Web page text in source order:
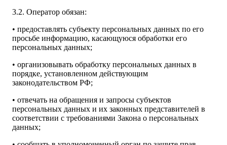
3.2. Оператор обязан:
• предоставлять субъекту персональных данных по его
просьбе информацию, касающуюся обработки его
персональных данных;
• организовывать обработку персональных данных в
порядке, установленном действующим
законодательством РФ;
• отвечать на обращения и запросы субъектов
персональных данных и их законных представителей в
соответствии с требованиями Закона о персональных
данных;